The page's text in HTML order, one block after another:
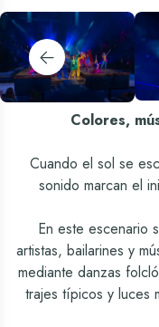
Colores,
Cuando el sol se
sonido marcan el
En este escenario
artistas, bailarines y
mediante danzas
trajes típicos y luces